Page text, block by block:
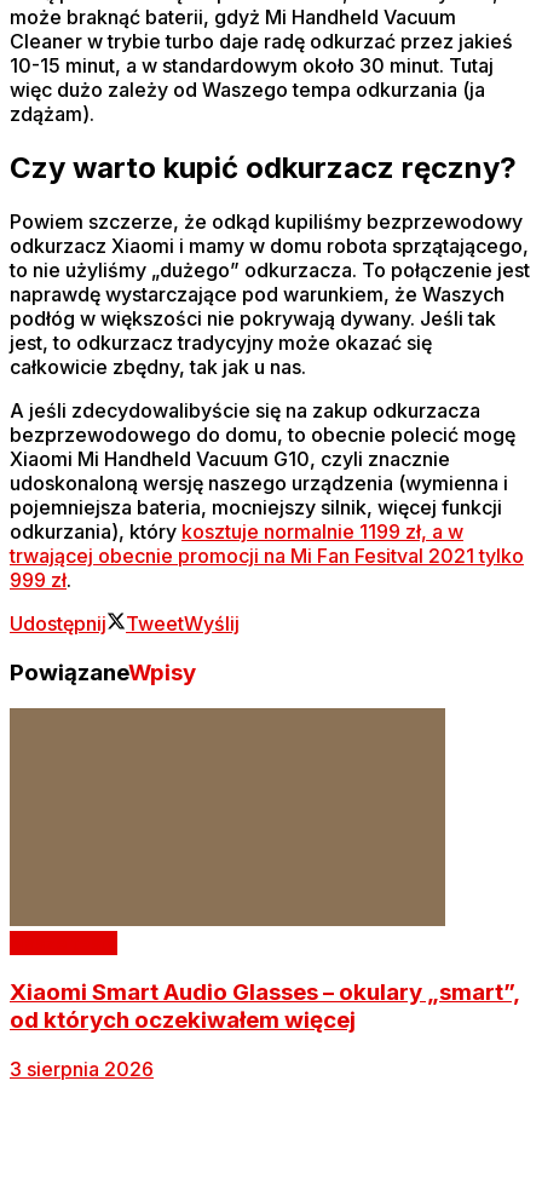
może braknąć baterii, gdyż Mi Handheld Vacuum
Cleaner w trybie turbo daje radę odkurzać przez jakieś
10-15 minut, a w standardowym około 30 minut. Tutaj
więc dużo zależy od Waszego tempa odkurzania (ja
zdążam).
Czy warto kupić odkurzacz ręczny?
Powiem szczerze, że odkąd kupiliśmy bezprzewodowy
odkurzacz Xiaomi i mamy w domu robota sprzątającego,
to nie użyliśmy „dużego” odkurzacza. To połączenie jest
naprawdę wystarczające pod warunkiem, że Waszych
podłóg w większości nie pokrywają dywany. Jeśli tak
jest, to odkurzacz tradycyjny może okazać się
całkowicie zbędny, tak jak u nas.
A jeśli zdecydowalibyście się na zakup odkurzacza
bezprzewodowego do domu, to obecnie polecić mogę
Xiaomi Mi Handheld Vacuum G10, czyli znacznie
udoskonaloną wersję naszego urządzenia (wymienna i
pojemniejsza bateria, mocniejszy silnik, więcej funkcji
odkurzania), który kosztuje normalnie 1199 zł, a w
trwającej obecnie promocji na Mi Fan Fesitval 2021 tylko
999 zł.
Udostępnij
TweetWyślij
PowiązaneWpisy
Xiaomi Smart Audio Glasses – okulary „smart”,
od których oczekiwałem więcej
3 sierpnia 2026